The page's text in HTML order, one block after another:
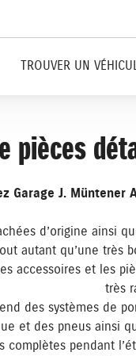
TROUVER UN
pièces
Garage J. Müntener
d’origine ainsi
autant qu’une
accessoires et les
très
des systèmes de
et des pneus ainsi
pendant